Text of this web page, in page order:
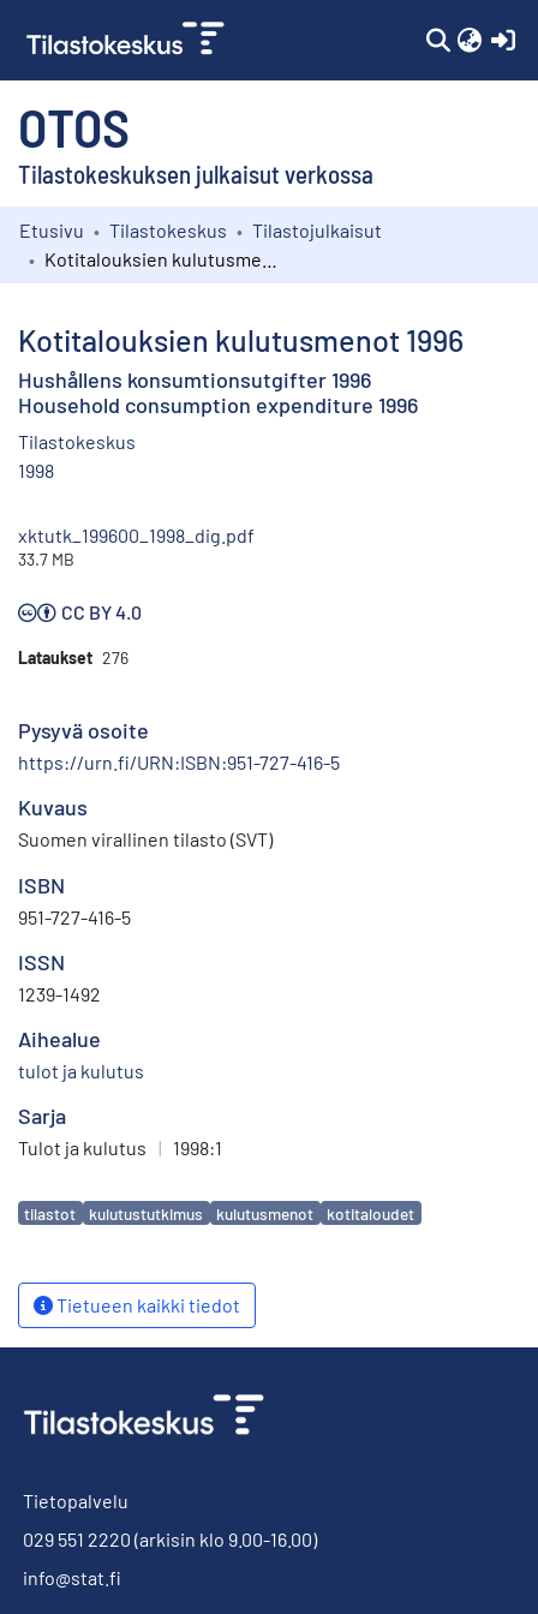
OTOS
Tilastokeskuksen julkaisut verkossa
Kokoelmat
Etusivu Tilastokeskus
Tilastojulkaisut
Kotitalouksien kulutusmenot 1996
Hushållens konsumtionsutgifter 1996
Household consumption expenditure 1996
Tilastokeskus
1998
xktutk_199600_1998_dig.pdf
33.7 MB
CC BY 4.0
Lataukset 276
Pysyvä osoite
https://urn.fi/URN:ISBN:951-727-416-5
Kuvaus
Suomen virallinen tilasto (SVT)
ISBN
951-727-416-5
ISSN
1239-1492
Aihealue
tulot ja kulutus
Sarja
Tulot ja kulutus | 1998:1
Avainsanat
tilastot kulutustutkimus kulutusmenot kotitaloudet
Tietueen kaikki tiedot
Tietopalvelu
029 551 2220 (arkisin klo 9.00-16.00)
info@stat.fi